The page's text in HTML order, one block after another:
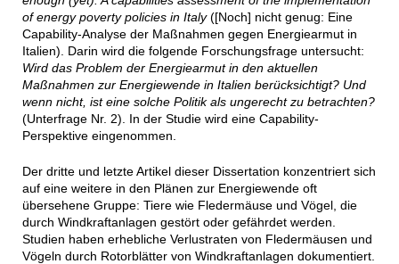
of energy poverty policies in Italy([Noch] nicht genug: Eine
Capability-Analyse der Maßnahmen gegen Energiearmut in
Italien). Darin wird die folgende Forschungsfrage untersucht:
Wird das Problem der Energiearmut in den aktuellen
Maßnahmen zur Energiewende in Italien berücksichtigt? Und
wenn nicht, ist eine solche Politik als ungerecht zu betrachten?
(Unterfrage Nr. 2). In der Studie wird eine Capability-
Perspektive eingenommen.
Der dritte und letzte Artikel dieser Dissertation konzentriert sich
auf eine weitere in den Plänen zur Energiewende oft
übersehene Gruppe: Tiere wie Fledermäuse und Vögel, die
durch Windkraftanlagen gestört oder gefährdet werden.
Studien haben erhebliche Verlustraten von Fledermäusen und
Vögeln durch Rotorblätter von Windkraftanlagen dokumentiert.